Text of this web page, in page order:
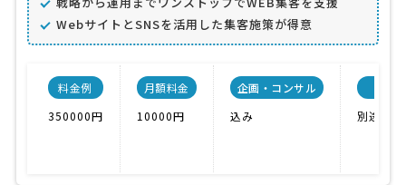
WebサイトとSNSを活用した集客施策が得意
料金例
350000円
月額料金
10000円
企画・コンサル
込み
別途料